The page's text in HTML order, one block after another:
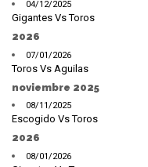
04/12/2025
Gigantes Vs Toros
2026
07/01/2026
Toros Vs Aguilas
noviembre 2025
08/11/2025
Escogido Vs Toros
2026
08/01/2026